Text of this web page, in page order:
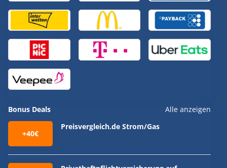
Bonus Deals Alle anzeigen
+40€
Preisvergleich.de Strom/Gas